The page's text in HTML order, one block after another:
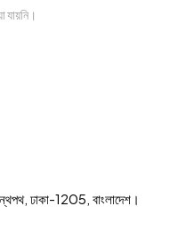
ঢাকা-1205, বাংলাদেশ।